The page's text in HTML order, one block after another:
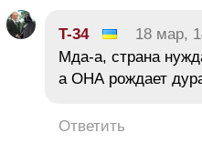
T-34 18 мар,
Мда-а, страна
а ОНА рождает
Ответить